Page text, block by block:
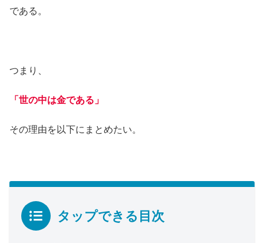
である。
つまり、
「世の中は金である」
その理由を以下にまとめたい。
タップできる目次